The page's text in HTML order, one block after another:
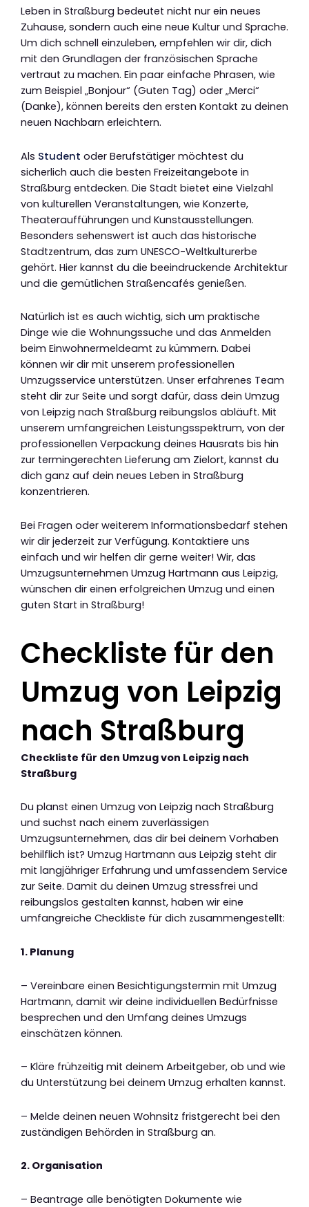
Leben in Straßburg bedeutet nicht nur ein neues
Zuhause, sondern auch eine neue Kultur und Sprache.
Um dich schnell einzuleben, empfehlen wir dir, dich
mit den Grundlagen der französischen Sprache
vertraut zu machen. Ein paar einfache Phrasen, wie
zum Beispiel „Bonjour“ (Guten Tag) oder „Merci“
(Danke), können bereits den ersten Kontakt zu deinen
neuen Nachbarn erleichtern.
Als Student oder Berufstätiger möchtest du
sicherlich auch die besten Freizeitangebote in
Straßburg entdecken. Die Stadt bietet eine Vielzahl
von kulturellen Veranstaltungen, wie Konzerte,
Theateraufführungen und Kunstausstellungen.
Besonders sehenswert ist auch das historische
Stadtzentrum, das zum UNESCO-Weltkulturerbe
gehört. Hier kannst du die beeindruckende Architektur
und die gemütlichen Straßencafés genießen.
Natürlich ist es auch wichtig, sich um praktische
Dinge wie die Wohnungssuche und das Anmelden
beim Einwohnermeldeamt zu kümmern. Dabei
können wir dir mit unserem professionellen
Umzugsservice unterstützen. Unser erfahrenes Team
steht dir zur Seite und sorgt dafür, dass dein Umzug
von Leipzig nach Straßburg reibungslos abläuft. Mit
unserem umfangreichen Leistungsspektrum, von der
professionellen Verpackung deines Hausrats bis hin
zur termingerechten Lieferung am Zielort, kannst du
dich ganz auf dein neues Leben in Straßburg
konzentrieren.
Bei Fragen oder weiterem Informationsbedarf stehen
wir dir jederzeit zur Verfügung. Kontaktiere uns
einfach und wir helfen dir gerne weiter! Wir, das
Umzugsunternehmen Umzug Hartmann aus Leipzig,
wünschen dir einen erfolgreichen Umzug und einen
guten Start in Straßburg!
Checkliste für den
Umzug von Leipzig
nach Straßburg
Checkliste für den Umzug von Leipzig nach
Straßburg
Du planst einen Umzug von Leipzig nach Straßburg
und suchst nach einem zuverlässigen
Umzugsunternehmen, das dir bei deinem Vorhaben
behilflich ist? Umzug Hartmann aus Leipzig steht dir
mit langjähriger Erfahrung und umfassendem Service
zur Seite. Damit du deinen Umzug stressfrei und
reibungslos gestalten kannst, haben wir eine
umfangreiche Checkliste für dich zusammengestellt:
1. Planung
– Vereinbare einen Besichtigungstermin mit Umzug
Hartmann, damit wir deine individuellen Bedürfnisse
besprechen und den Umfang deines Umzugs
einschätzen können.
– Kläre frühzeitig mit deinem Arbeitgeber, ob und wie
du Unterstützung bei deinem Umzug erhalten kannst.
– Melde deinen neuen Wohnsitz fristgerecht bei den
zuständigen Behörden in Straßburg an.
2. Organisation
– Beantrage alle benötigten Dokumente wie